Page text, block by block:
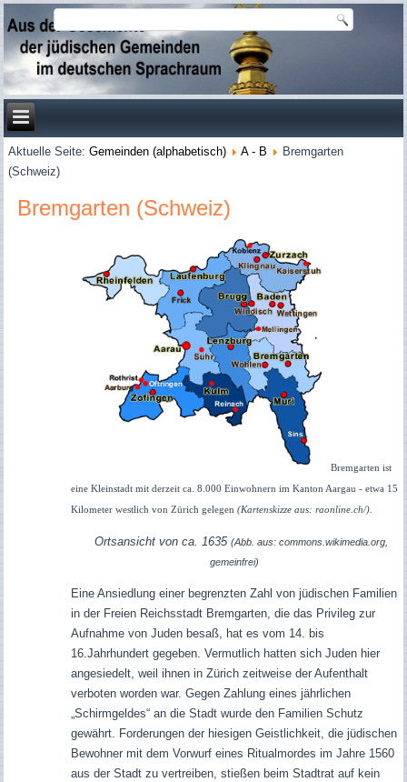
Aktuelle Seite:Gemeinden (alphabetisch) A - B
Bremgarten
(Schweiz)
Bremgarten (Schweiz)
Bremgarten ist
eine Kleinstadt mit derzeit ca. 8.000 Einwohnern im Kanton Aargau - etwa 15
Kilometer westlich von Zürich gelegen (Kartenskizze aus: raonline.ch/).
Ortsansicht von ca. 1635 (Abb. aus: commons.wikimedia.org,
gemeinfrei)
Eine Ansiedlung einer begrenzten Zahl von jüdischen Familien
in der Freien Reichsstadt Bremgarten, die das Privileg zur
Aufnahme von Juden besaß, hat es vom 14. bis
16.Jahrhundert gegeben. Vermutlich hatten sich Juden hier
angesiedelt, weil ihnen in Zürich zeitweise der Aufenthalt
verboten worden war. Gegen Zahlung eines jährlichen
„Schirmgeldes“ an die Stadt wurde den Familien Schutz
gewährt. Forderungen der hiesigen Geistlichkeit, die jüdischen
Bewohner mit dem Vorwurf eines Ritualmordes im Jahre 1560
aus der Stadt zu vertreiben, stießen beim Stadtrat auf kein